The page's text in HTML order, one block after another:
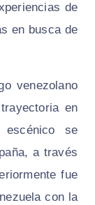
de
en busca de
venezolano
en
se
a través
fue
con la